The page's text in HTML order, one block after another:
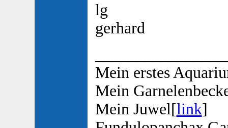
lg
gerhard
Mein erstes
Mein
Mein Juwel[link]